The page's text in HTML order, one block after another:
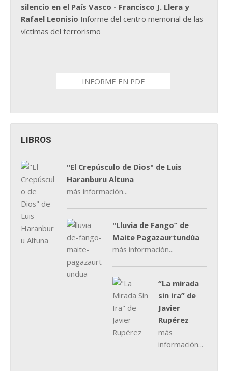
silencio en el País Vasco - Francisco J. Llera y
Rafael Leonisio Informe del centro memorial de las
víctimas del terrorismo
INFORME EN PDF
LIBROS
"El Crepúsculo de Dios" de Luis
Haranburu Altuna
más información...
"Lluvia de Fango” de
Maite Pagazaurtundúa
más información...
“La mirada
sin ira” de
Javier
Rupérez
más
información...